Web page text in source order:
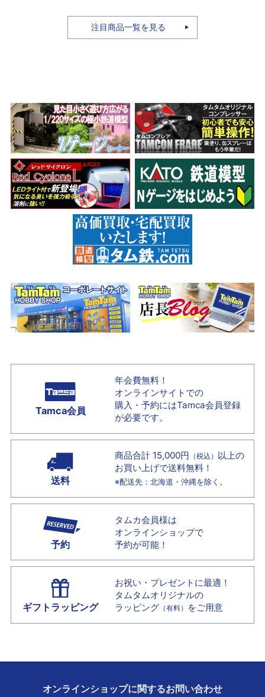
注目商品一覧を見る
Tamca会員
年会費無料！
オンラインサイトでの
購入・予約にはTamca会員登録
が必要です。
送料
商品合計 15,000円 （税込） 以上の
お買い上げで送料無料！
※配送先：北海道・沖縄を除く。
予約
タムカ会員様は
オンラインショップで
予約が可能！
ギフトラッピング
お祝い・プレゼントに最適！
タムタムオリジナルの
ラッピング （有料） をご用意
オンラインショップに関するお問い合わせ